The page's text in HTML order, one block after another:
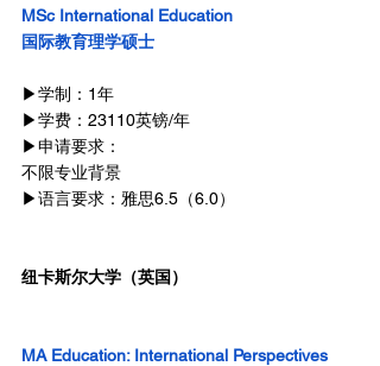
MSc International Education
国际教育理学硕士
▶学制：1年
▶学费：23110英镑/年
▶申请要求：
不限专业背景
▶语言要求：雅思6.5（6.0）
纽卡斯尔大学（英国）
MA Education: International Perspectives